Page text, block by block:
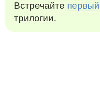
Встречайте первый
трилогии.